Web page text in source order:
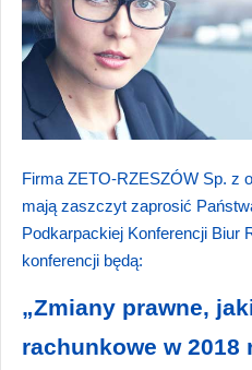
Firma ZETO-RZESZÓW Sp. z
mają zaszczyt zaprosić
Podkarpackiej Konferencji Biur
konferencji będą:
„Zmiany prawne,
rachunkowe w 2018